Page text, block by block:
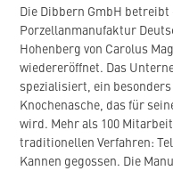
Die Dibbern GmbH
Porzellanmanufaktur
Hohenberg von Carolus
wiedereröffnet. Das
spezialisiert, ein
Knochenasche, das für
wird. Mehr als 100
traditionellen Verfahren:
Kannen gegossen. Die